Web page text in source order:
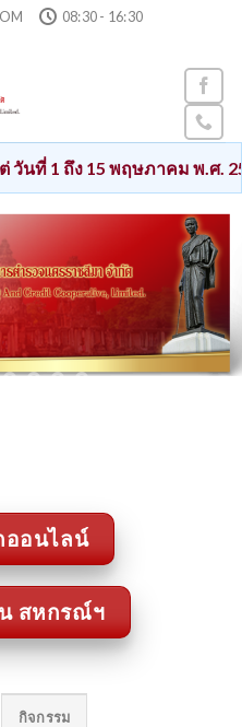
08:30 - 16:30
ฤษภาคม พ.ศ. 2569 เงินกู้สา
ออนไลน์
สหกรณ์ฯ
กิจกรรม